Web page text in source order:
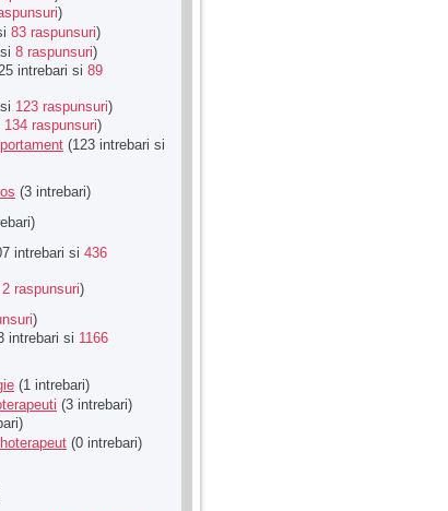
)
83 raspunsuri)
8 raspunsuri)
intrebari si 89
123 raspunsuri)
134 raspunsuri)
(123 intrebari si
(3 intrebari)
intrebari si 436
2 raspunsuri)
)
intrebari si 1166
(1 intrebari)
(3 intrebari)
(0 intrebari)